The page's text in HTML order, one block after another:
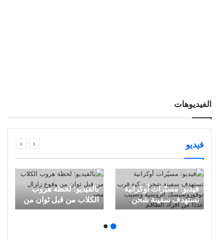
الفيديوهات
فيديو
فيديو: مسيّرات أوكرانية
تستهدف سفينة شحن
تركية قرب
بالفيديو: لحظة هروب
الكلاب من قبل ثوان من
وقوع زلزال مصر